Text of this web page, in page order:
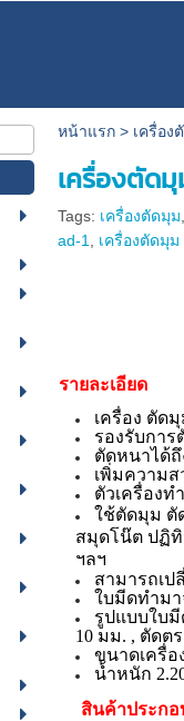
หน้าแรก> เครื่อง
เครื่องตัด
Tags: เครื่องตัดมุม
ad-1
เครื่องตัดมุม
รายละเอียด
เครื่อง ตัด
รองรับการ
ตัดหนาได้ถึ
เพิ่มความ
ตัวเครื่อง
ใช้ตัดมุม ตั
สมุดโน๊ต ปฏิ
ฯลฯ
สามารถเป
ใบมีดทำม
รูปแบบใบ
10 มม. , ตัดต
ขนาดเครื่อ
น้ำหนัก
สินค้าประกอ